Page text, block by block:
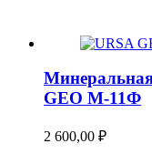
GEO М-11Ф
2 600,00 ₽